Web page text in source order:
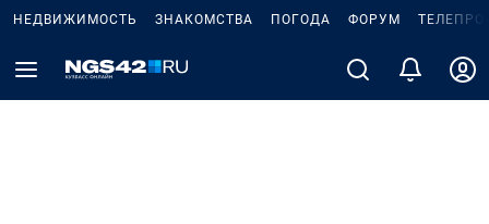
НЕДВИЖИМОСТЬ ЗНАКОМСТВА ПОГОДА ФОРУМ